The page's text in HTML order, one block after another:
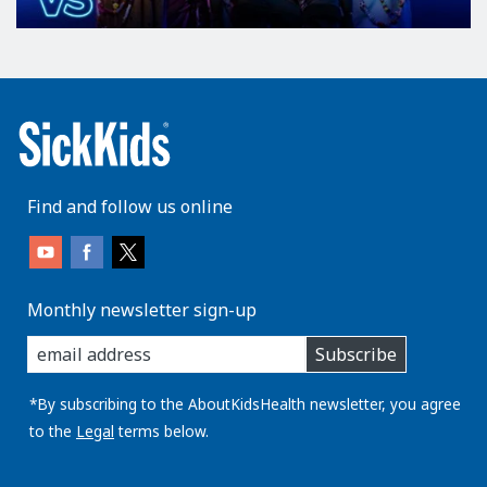
Find and follow us online
Monthly newsletter sign-up
enter
you
email
address:
Subscribe
*By subscribing to the AboutKidsHealth newsletter, you agree
to the Legal terms below.